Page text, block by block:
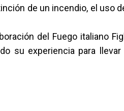
de un incendio, el uso
del Fuego italiano
su experiencia para